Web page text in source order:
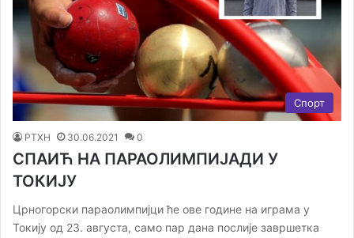
Спорт
РТХН 30.06.2021 0
СПАИЋ НА ПАРАОЛИМПИЈАДИ У
ТОКИЈУ
Црногорски параолимпијци ће ове године на играма у
Токију од 23. августа, само пар дана послије завршетка